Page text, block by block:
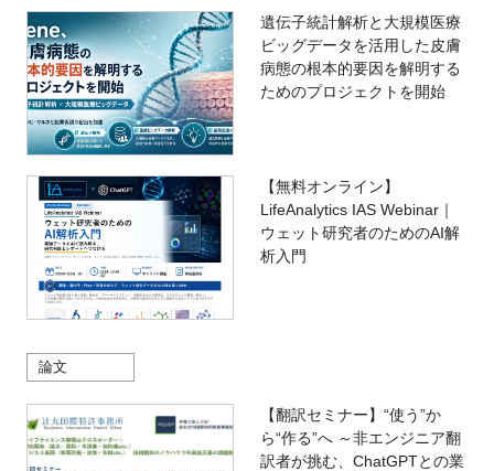
遺伝子統計解析と大規模医療
ビッグデータを活用した皮膚
病態の根本的要因を解明する
ためのプロジェクトを開始
【無料オンライン】
LifeAnalytics IAS Webinar｜
ウェット研究者のためのAI解
析入門
論文
【翻訳セミナー】“使う”か
ら“作る”へ ～非エンジニア翻
訳者が挑む、ChatGPTとの業